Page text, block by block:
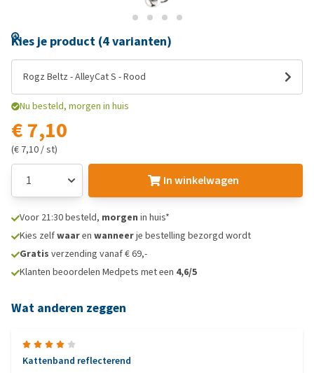
Kies je product (4 varianten)
Rogz Beltz - AlleyCat S - Rood
Nu besteld, morgen in huis
€ 7,10
(€ 7,10 / st)
In winkelwagen
Voor 21:30 besteld, morgen in huis*
Kies zelfwaaren wanneerje bestelling bezorgd wordt
Gratis verzending vanaf € 69,-
Klanten beoordelen Medpets met een 4,6/5
Wat anderen zeggen
Kattenband reflecterend